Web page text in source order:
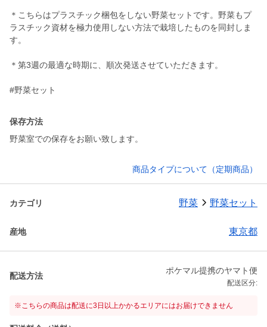
＊こちらはプラスチック梱包をしない野菜セットです。野菜もプ
ラスチック資材を極力使用しない方法で栽培したものを同封しま
す。
＊第3週の最適な時期に、順次発送させていただきます。
#野菜セット
保存方法
野菜室での保存をお願い致します。
商品タイプについて（定期商品）
カテゴリ 野菜 野菜セット
産地 東京都
配送方法
ポケマル提携のヤマト便
配送区分:
※こちらの商品は配送に3日以上かかるエリアにはお届けできません